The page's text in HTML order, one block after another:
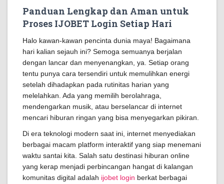
Panduan Lengkap dan Aman untuk
Proses IJOBET Login Setiap Hari
Halo kawan-kawan pencinta dunia maya! Bagaimana
hari kalian sejauh ini? Semoga semuanya berjalan
dengan lancar dan menyenangkan, ya. Setiap orang
tentu punya cara tersendiri untuk memulihkan energi
setelah dihadapkan pada rutinitas harian yang
melelahkan. Ada yang memilih berolahraga,
mendengarkan musik, atau berselancar di internet
mencari hiburan ringan yang bisa menyegarkan pikiran.
Di era teknologi modern saat ini, internet menyediakan
berbagai macam platform interaktif yang siap menemani
waktu santai kita. Salah satu destinasi hiburan online
yang kerap menjadi perbincangan hangat di kalangan
komunitas digital adalah ijobet login berkat berbagai